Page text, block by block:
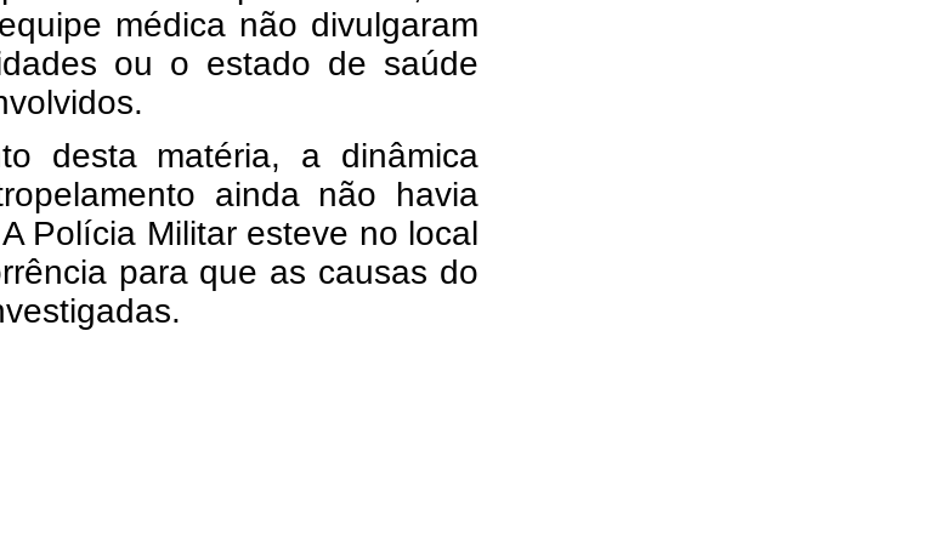
médica não divulgaram
ou o estado de saúde
desta matéria, a dinâmica
ainda não havia
Polícia Militar esteve no local
para que as causas do